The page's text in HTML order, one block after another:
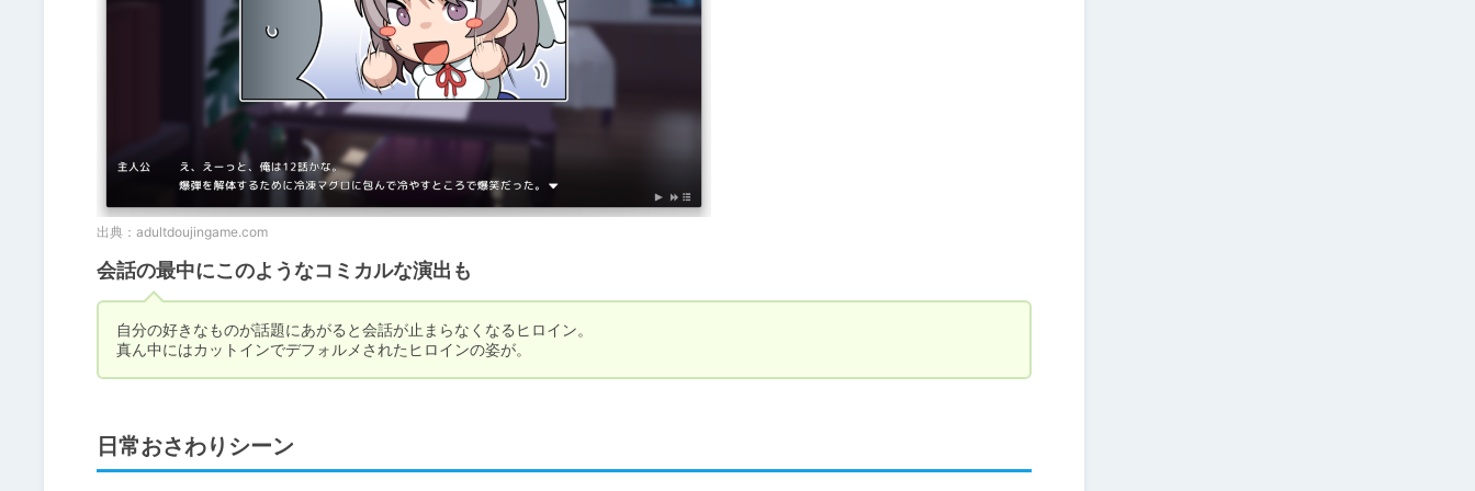
出典： adultdoujingame.com
会話の最中にこのようなコミカルな演出も
自分の好きなものが話題にあがると会話が止まらなくなるヒロイン。
真ん中にはカットインでデフォルメされたヒロインの姿が。
日常おさわりシーン